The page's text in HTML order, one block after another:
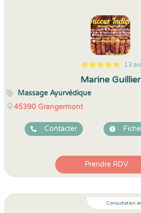
5
1
5
13 13
Marine Guillier
Massage Ayurvédique
45390 Grangermont
Contacter
Prendre RDV
Consultation